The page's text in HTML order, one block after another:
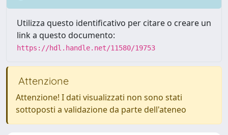
Utilizza questo identificativo per citare o creare un
link a questo documento:
https://hdl.handle.net/11580/19753
Attenzione
Attenzione! I dati visualizzati non sono stati
sottoposti a validazione da parte dell'ateneo